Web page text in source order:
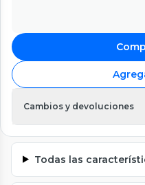
Cambios y devoluciones
Todas las